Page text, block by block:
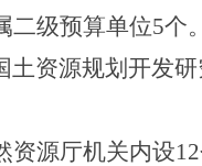
二级预算单位5个
土资源规划开发
资源厅机关内设12